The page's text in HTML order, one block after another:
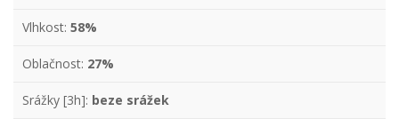
Vlhkost: 58%
Oblačnost: 27%
Srážky [3h]: beze srážek